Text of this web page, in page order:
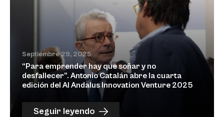
Septiembre 29, 2025
“Para emprender hay que soñar y no
desfallecer”. Antonio Catalán abre la cuarta
edición del Al Andalus Innovation Venture 2025
Seguir leyendo